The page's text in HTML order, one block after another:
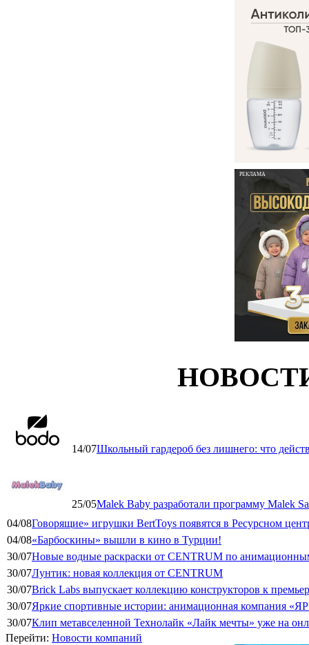
РЕКЛАМА
14/07Школьный гардероб без лишнего: что
25/05Malek Baby разработали программу Malek
04/08Говорящие» игрушки BertToys появятся в Ресурсном
04/08«Барбоскины» вышли в кино в Турции!
30/07Новые водные раскраски от CENTRUM по
30/07Лунтик: новая коллекция от CENTRUM
30/07Brick Labs выпускает коллекцию конструкторов к
30/07Яркие спортивные истории: анимационная компания
30/07Клип метавселенной Технолайк «Лайк мечты» уже на
Перейти: Новости компаний